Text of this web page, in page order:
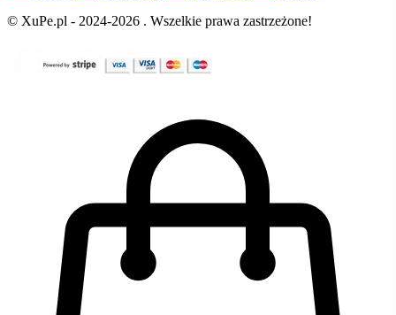
© XuPe.pl - 2024-2026 . Wszelkie prawa zastrzeżone!